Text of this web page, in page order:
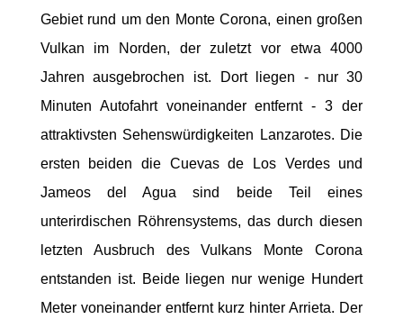
Gebiet rund um den Monte Corona, einen großen
Vulkan im Norden, der zuletzt vor etwa 4000
Jahren ausgebrochen ist. Dort liegen - nur 30
Minuten Autofahrt voneinander entfernt - 3 der
attraktivsten Sehenswürdigkeiten Lanzarotes. Die
ersten beiden die Cuevas de Los Verdes und
Jameos del Agua sind beide Teil eines
unterirdischen Röhrensystems, das durch diesen
letzten Ausbruch des Vulkans Monte Corona
entstanden ist. Beide liegen nur wenige Hundert
Meter voneinander entfernt kurz hinter Arrieta. Der